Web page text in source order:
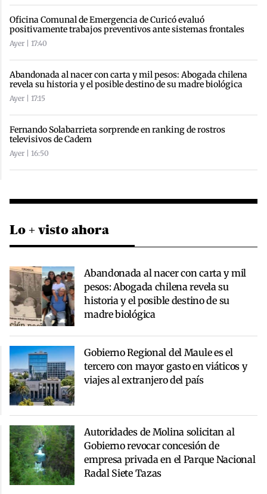
Oficina Comunal de Emergencia de Curicó evaluó
positivamente trabajos preventivos ante sistemas frontales
Ayer | 17:40
Abandonada al nacer con carta y mil pesos: Abogada chilena
revela su historia y el posible destino de su madre biológica
Ayer | 17:15
Fernando Solabarrieta sorprende en ranking de rostros
televisivos de Cadem
Ayer | 16:50
Lo + visto ahora
Abandonada al nacer con carta y mil
pesos: Abogada chilena revela su
historia y el posible destino de su
madre biológica
Gobierno Regional del Maule es el
tercero con mayor gasto en viáticos y
viajes al extranjero del país
Autoridades de Molina solicitan al
Gobierno revocar concesión de
empresa privada en el Parque Nacional
Radal Siete Tazas